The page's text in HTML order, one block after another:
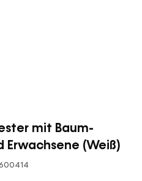
mit Baum-
Erwachsene (Weiß)